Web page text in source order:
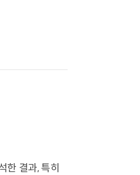
결과, 특히